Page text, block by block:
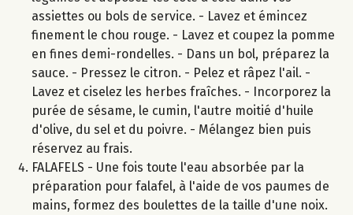
assiettes ou bols de service. - Lavez et émincez
finement le chou rouge. - Lavez et coupez la pomme
en fines demi-rondelles. - Dans un bol, préparez la
sauce. - Pressez le citron. - Pelez et râpez l'ail. -
Lavez et ciselez les herbes fraîches. - Incorporez la
purée de sésame, le cumin, l'autre moitié d'huile
d'olive, du sel et du poivre. - Mélangez bien puis
réservez au frais.
FALAFELS - Une fois toute l'eau absorbée par la
préparation pour falafel, à l'aide de vos paumes de
mains, formez des boulettes de la taille d'une noix.